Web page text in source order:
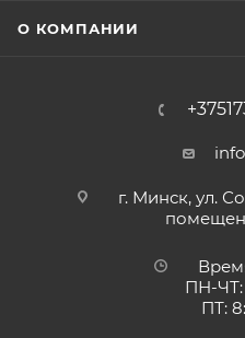
О КОМПАНИИ
г. Минск, ул.
ПН-ЧТ:
ПТ: